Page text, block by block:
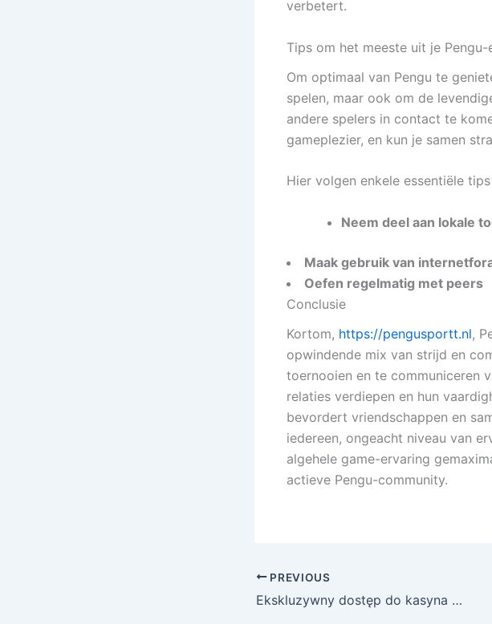
verbetert.
Tips om het meeste uit je
Om optimaal van Pengu te
spelen, maar ook om de
andere spelers in contact te
gameplezier, en kun je samen
Hier volgen enkele essentiële
Neem deel aan lokale
Maak gebruik van
Oefen regelmatig met peers
Conclusie
Kortom, https://pengusportt.nl,
opwindende mix van strijd en
toernooien en te communiceren
relaties verdiepen en hun
bevordert vriendschappen en
iedereen, ongeacht niveau van
algehele game-ervaring
actieve Pengu-community.
PREVIOUS
Ekskluzywny dostęp do kasyna FezBet przybliża drzwi do gier premium w Polsce